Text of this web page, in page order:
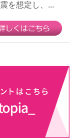
を想定し、...